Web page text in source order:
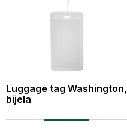
Luggage tag Washington,
bijela